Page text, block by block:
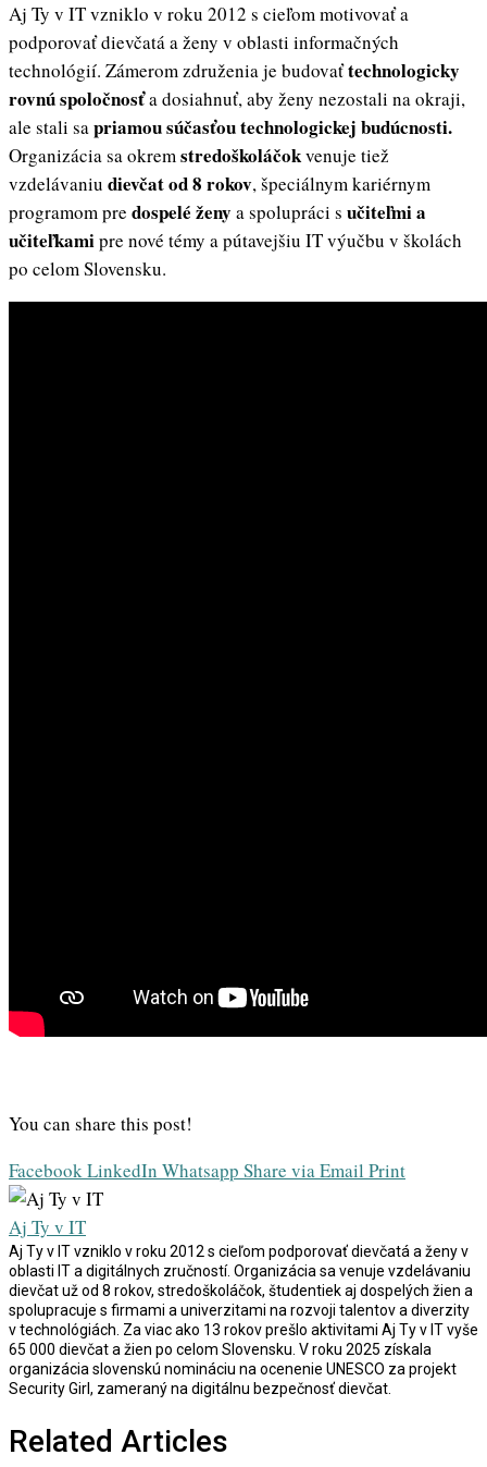
Aj Ty v IT vzniklo v roku 2012 s cieľom motivovať a
podporovať dievčatá a ženy v oblasti informačných
technológií. Zámerom združenia je budovaťtechnologicky
rovnú spoločnosťa dosiahnuť, aby ženy nezostali na okraji,
ale stali sapriamou súčasťou technologickej budúcnosti.
Organizácia sa okremstredoškoláčokvenuje tiež
vzdelávaniu dievčat od 8 rokov, špeciálnym kariérnym
programom pre dospelé ženy a spolupráci s učiteľmia
učiteľkamipre nové témy a pútavejšiu IT výučbu v školách
po celom Slovensku.
You can share this post!
FacebookLinkedIn Whatsapp Share via Email Print
Aj Ty v IT
Aj Ty v IT vzniklo v roku 2012 s cieľom podporovať dievčatá a ženy v
oblasti IT a digitálnych zručností. Organizácia sa venuje vzdelávaniu
dievčat už od 8 rokov, stredoškoláčok, študentiek aj dospelých žien a
spolupracuje s firmami a univerzitami na rozvoji talentov a diverzity
v technológiách. Za viac ako 13 rokov prešlo aktivitami Aj Ty v IT vyše
65 000 dievčat a žien po celom Slovensku. V roku 2025 získala
organizácia slovenskú nomináciu na ocenenie UNESCO za projekt
Security Girl, zameraný na digitálnu bezpečnosť dievčat.
Related Articles